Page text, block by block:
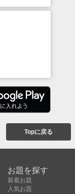
Topに戻る
お題を探す
新着お題
人気お題